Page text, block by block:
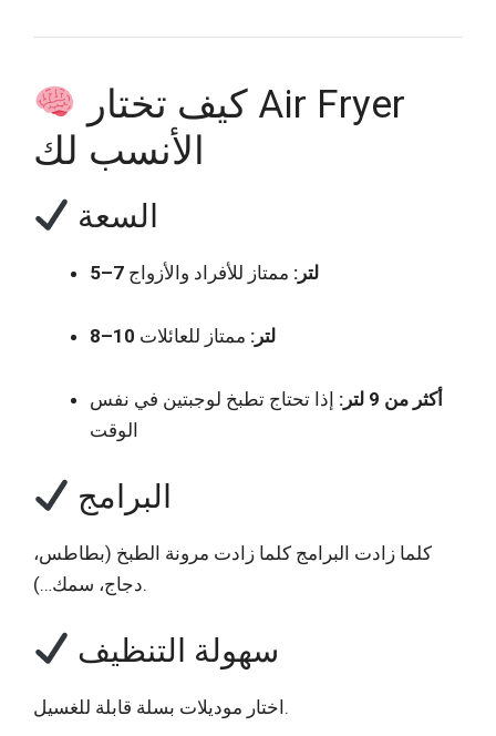
الأنسب لك
السعة
5–7 لتر: ممتاز للأفراد والأزواج
8–10 لتر: ممتاز للعائلات
أكثر من 9 لتر:
إذا تحتاج تطبخ لوجبتين في نفس
الوقت
البرامج
كلما زادت البرامج كلما زادت مرونة الطبخ (بطاطس،
دجاج، سمك…).
سهولة التنظيف
اختار موديلات بسلة قابلة للغسيل.